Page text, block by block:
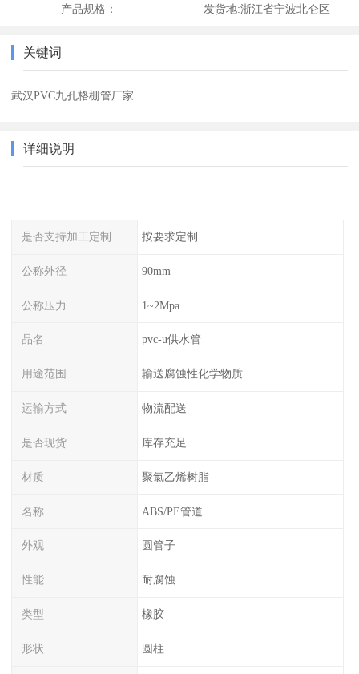
产品规格： 发货地:浙江省宁波北仑区
关键词
武汉PVC九孔格栅管厂家
详细说明
是否支持加工定制 按要求定制
公称外径 90mm
公称压力 1~2Mpa
品名 pvc-u供水管
用途范围 输送腐蚀性化学物质
运输方式 物流配送
是否现货 库存充足
材质 聚氯乙烯树脂
名称 ABS/PE管道
外观 圆管子
性能 耐腐蚀
类型 橡胶
形状 圆柱